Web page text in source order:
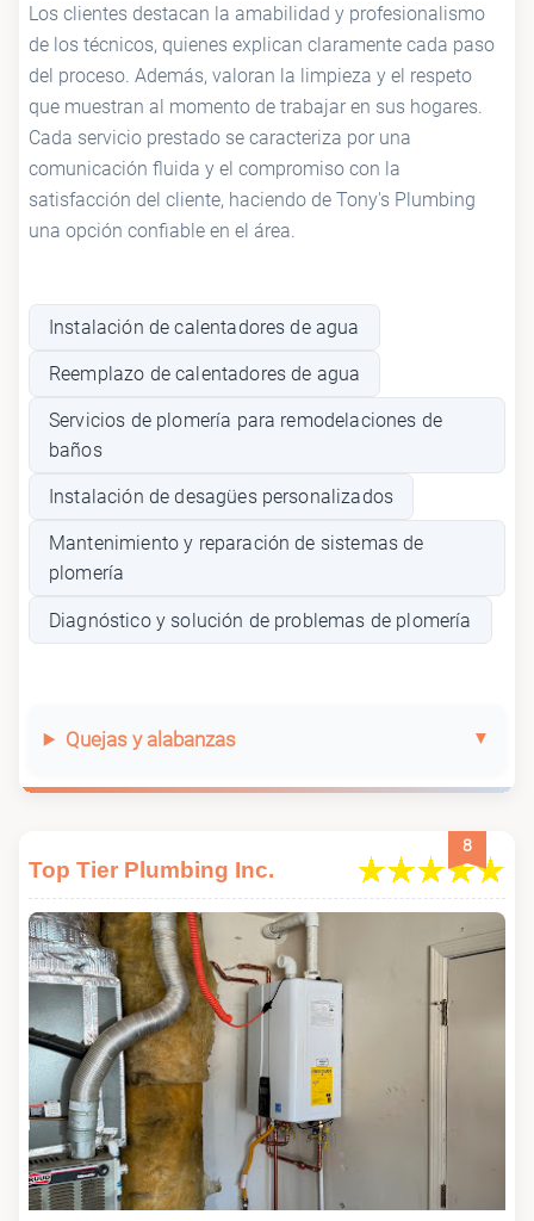
Los clientes destacan la amabilidad y profesionalismo
de los técnicos, quienes explican claramente cada paso
del proceso. Además, valoran la limpieza y el respeto
que muestran al momento de trabajar en sus hogares.
Cada servicio prestado se caracteriza por una
comunicación fluida y el compromiso con la
satisfacción del cliente, haciendo de Tony's Plumbing
una opción confiable en el área.
Instalación de calentadores de agua
Reemplazo de calentadores de agua
Servicios de plomería para remodelaciones de
baños
Instalación de desagües personalizados
Mantenimiento y reparación de sistemas de
plomería
Diagnóstico y solución de problemas de plomería
Quejas y alabanzas
8
Top Tier Plumbing Inc.